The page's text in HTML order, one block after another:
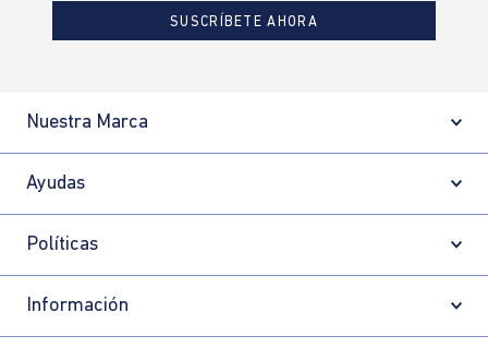
SUSCRÍBETE AHORA
Nuestra Marca
Ayudas
Políticas
Información